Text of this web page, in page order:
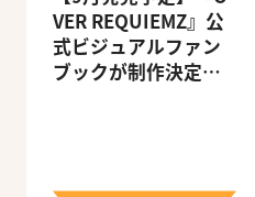
VER REQUIEMZ』公
式ビジュアルファン
ブックが制作決定！